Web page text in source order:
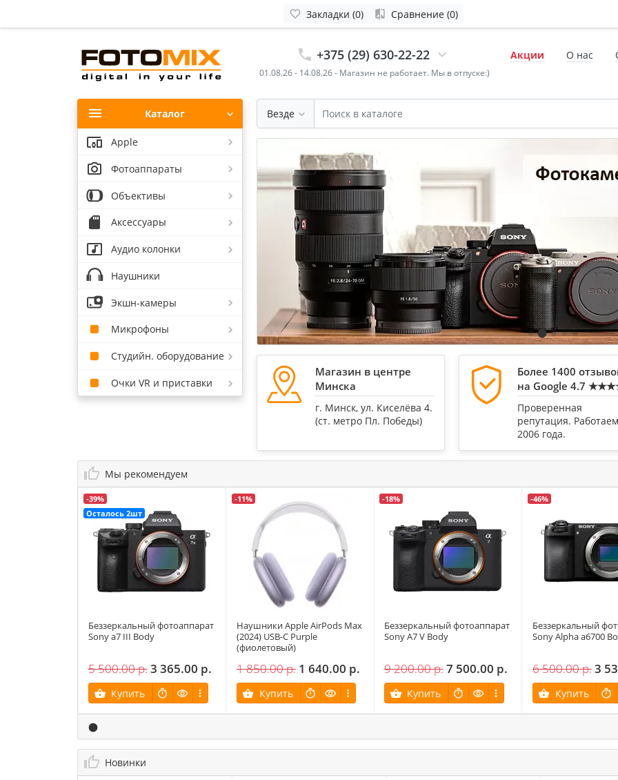
Закладки (0) Сравнение (0)
+375 (29) 630-22-22
01.08.26 - 14.08.26 - Магазин не работает. Мы в отпуске:)
Акции О нас
Везде
Каталог
Apple
Фотоаппараты
Объективы
Аксессуары
Аудио колонки
Наушники
Экшн-камеры
Микрофоны
Студийн. оборудование
Очки VR и приставки
Магазин в центре
Минска
г. Минск, ул. Киселёва 4.
(cт. метро Пл. Победы)
Более 1400
на Google 4.7
Проверенная
репутация.
2006 года.
Мы рекомендуем
-39%
Осталось 2шт
Беззеркальный фотоаппарат
Sony a7 III Body
5 500.00 р.3 365.00 р.
Купить
-11%
Наушники Apple AirPods Max
(2024) USB-C Purple
(фиолетовый)
1 850.00 р. 1 640.00 р.
Купить
-18%
Беззеркальный фотоаппарат
Sony A7 V Body
9 200.00 р.7 500.00 р.
Купить
-46%
Беззеркальный
Sony Alpha a6700
6 500.00 р.3
Купить
Новинки